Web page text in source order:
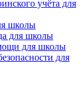
учёта для
школы
для школы
для школы
для